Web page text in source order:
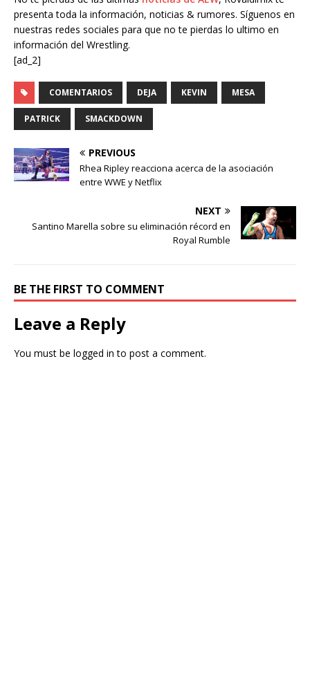
presenta toda la información, noticias & rumores. Síguenos en
nuestras redes sociales para que no te pierdas lo ultimo en
información del Wrestling.
[ad_2]
COMENTARIOS DEJA KEVIN MESA
PATRICK SMACKDOWN
PREVIOUS
Rhea Ripley reacciona acerca de la asociación
entre WWE y Netflix
NEXT
Santino Marella sobre su eliminación récord en
Royal Rumble
BE THE FIRST TO COMMENT
Leave a Reply
You must be logged in to post a comment.